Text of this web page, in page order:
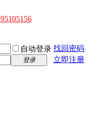
自动登录 找回密码
登录
立即注册